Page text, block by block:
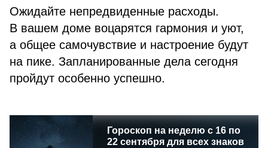
Ожидайте непредвиденные расходы.
В вашем доме воцарятся гармония и уют,
а общее самочувствие и настроение будут
на пике. Запланированные дела сегодня
пройдут особенно успешно.
Гороскоп на неделю с 16 по
22 сентября для всех знаков